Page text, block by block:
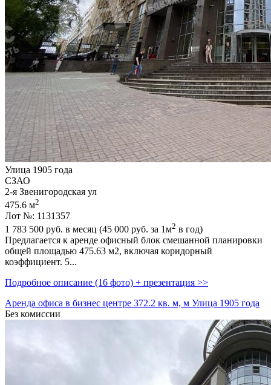
Улица 1905 года
СЗАО
2-я Звенигородская ул
475.6 м2
Лот №: 1131357
1 783 500 руб. в месяц (45 000 руб. за 1м2 в год)
Предлагается к аренде офисный блок смешанной планировки
общей площадью 475.63 м2,­ включая коридорный
коэффициент. 5...
Подробное описание (16 фото) + презентация >>
Аренда офиса в бизнес центре 372.2 кв. м, м Улица 1905 года
Без комиссии